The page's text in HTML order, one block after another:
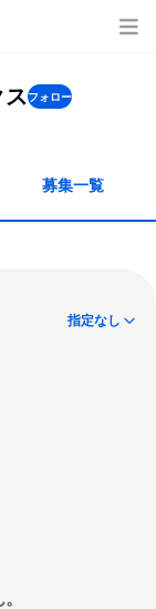
スフォロー
募集一覧
指定なし